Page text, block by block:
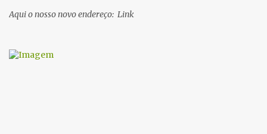
dos quais 10 formam o chamado Ciclo do Extremo Norte -- uma
completar seus estudos na cidade grande. A série inicia com o livro
Aqui o nosso novo endereço: Link